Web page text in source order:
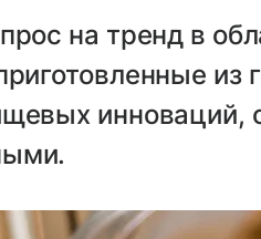
на тренд в
из
инноваций,